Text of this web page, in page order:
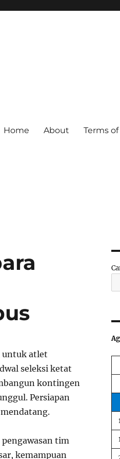
Home About Terms
untuk atlet
seleksi ketat
kontingen
Persiapan
pengawasan tim
kemampuan